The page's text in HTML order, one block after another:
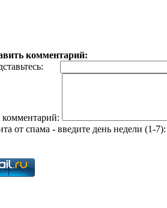
комментарий:
от спама - введите день недели (1-7):